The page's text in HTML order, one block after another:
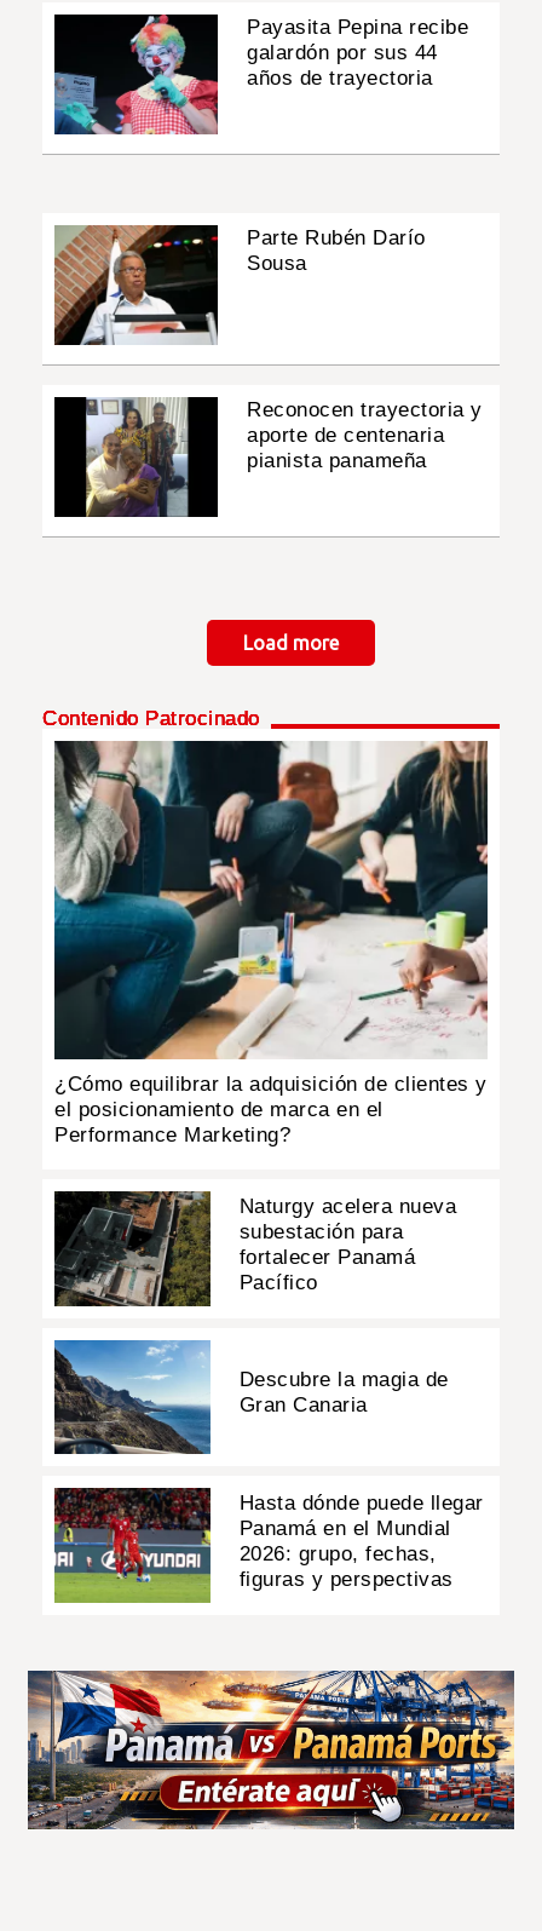
Payasita Pepina recibe
galardón por sus 44
años de trayectoria
Parte Rubén Darío
Sousa
Reconocen trayectoria y
aporte de centenaria
pianista panameña
Load more
Contenido Patrocinado
¿Cómo equilibrar la adquisición de clientes y
el posicionamiento de marca en el
Performance Marketing?
Naturgy acelera nueva
subestación para
fortalecer Panamá
Pacífico
Descubre la magia de
Gran Canaria
Hasta dónde puede llegar
Panamá en el Mundial
2026: grupo, fechas,
figuras y perspectivas